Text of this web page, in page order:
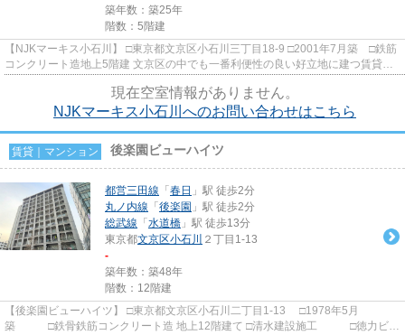
築年数：築25年
階数：5階建
【NJKマーキス小石川】 □東京都文京区小石川三丁目18-9 □2001年7月築 □鉄筋
コンクリート造地上5階建 文京区の中でも一番利便性の良い好立地に建つ賃貸マ
現在空室情報がありません。
NJKマーキス小石川へのお問い合わせはこちら
賃貸｜マンション 後楽園ビューハイツ
都営三田線 「 春日 」駅 徒歩2分
丸ノ内線 「 後楽園 」駅 徒歩2分
総武線 「 水道橋 」駅 徒歩13分
東京都文京区小石川 ２丁目1-13
-
築年数：築48年
階数：12階建
【後楽園ビューハイツ】 □東京都文京区小石川二丁目1-13 □1978年5月
築 □鉄骨鉄筋コンクリート造 地上12階建て □清水建設施工 □徳力ビル